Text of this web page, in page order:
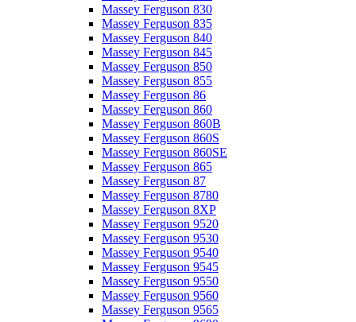
Massey Ferguson 830
Massey Ferguson 835
Massey Ferguson 840
Massey Ferguson 845
Massey Ferguson 850
Massey Ferguson 855
Massey Ferguson 86
Massey Ferguson 860
Massey Ferguson 860B
Massey Ferguson 860S
Massey Ferguson 860SE
Massey Ferguson 865
Massey Ferguson 87
Massey Ferguson 8780
Massey Ferguson 8XP
Massey Ferguson 9520
Massey Ferguson 9530
Massey Ferguson 9540
Massey Ferguson 9545
Massey Ferguson 9550
Massey Ferguson 9560
Massey Ferguson 9565